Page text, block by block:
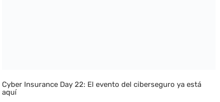
Cyber Insurance Day 22: El evento del ciberseguro ya está
aquí